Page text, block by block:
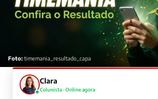
Foto: timemania_resultado_capa
Clara
Colunista · Online agora